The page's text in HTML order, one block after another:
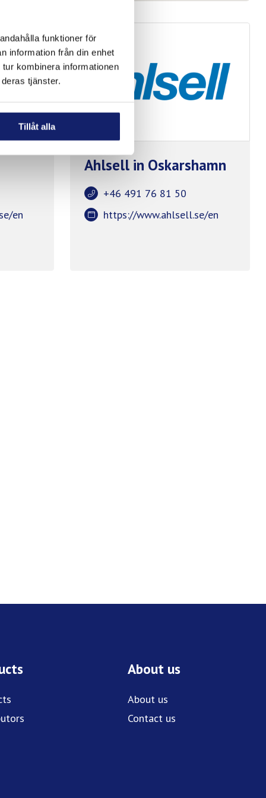
funktioner för
information från din enhet
kombinera informationen
tjänster.
Tillåt alla
en
Ahlsell in Oskarshamn
+46 491 76 81 50
https://www.ahlsell.se/en
About us
About us
Contact us